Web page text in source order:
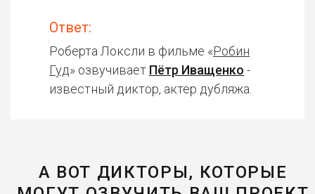
Ответ:
Роберта Локсли в фильме «Робин
Гуд» озвучивает Пётр Иващенко -
известный диктор, актер дубляжа.
А ВОТ ДИКТОРЫ, КОТОРЫЕ